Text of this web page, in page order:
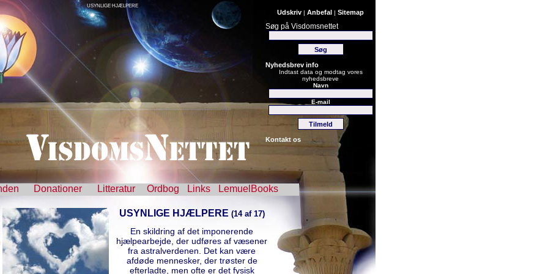
Udskriv | Anbefal | Sitemap
Søg på Visdomsnettet
Nyhedsbrev info
Indtast data og modtag vores
nyhedsbreve
Navn
E-mail
Kontakt os
USYNLIGE HJÆLPERE
Donationer Litteratur Ordbog Links LemuelBooks
USYNLIGE HJÆLPERE (14 af 17)
En skildring af det imponerende
hjælpearbejde, der udføres af væsener
fra astralverdenen. Det kan være
afdøde mennesker, der trøster de
efterladte, men ofte er det fysisk